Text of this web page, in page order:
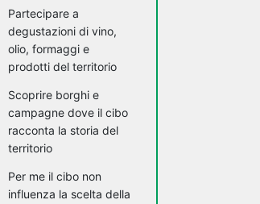
Partecipare a
degustazioni di vino,
olio, formaggi e
prodotti del territorio
Scoprire borghi e
campagne dove il cibo
racconta la storia del
territorio
Per me il cibo non
influenza la scelta della